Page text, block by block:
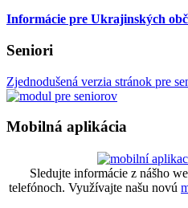
Informácie pre Ukrajinských
Seniori
Zjednodušená verzia stránok pre
Mobilná aplikácia
Sledujte informácie z nášho
telefónoch. Využívajte našu novú